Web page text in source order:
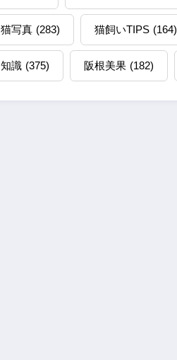
猫写真 (283) 猫飼いTIPS (164)
知識 (375) 阪根美果 (182)